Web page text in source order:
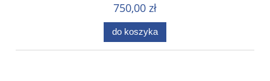
750,00 zł
do koszyka